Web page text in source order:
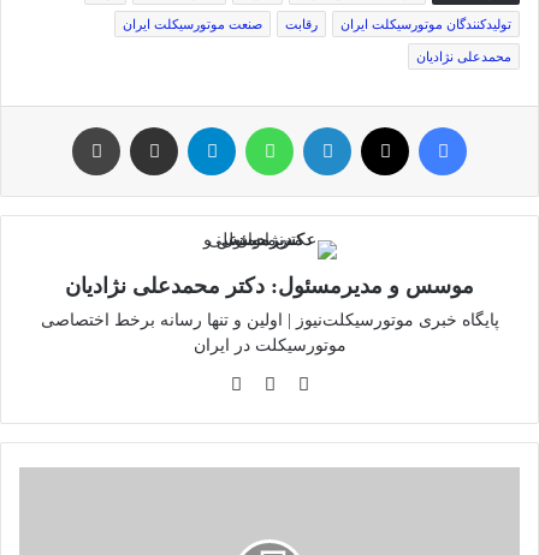
تولیدکنندگان موتورسیکلت ایران رقابت صنعت موتورسیکلت ایران
محمدعلی نژادیان
فیس بوک لینکدین تلگرام اشتراک گذاری از طریق ایمیل
موسس و مدیرمسئول: دکتر محمدعلی نژادیان
پایگاه خبری موتورسیکلت‌نیوز | اولین و تنها رسانه برخط اختصاصی
موتورسیکلت در ایران
وبسایتلینکدین